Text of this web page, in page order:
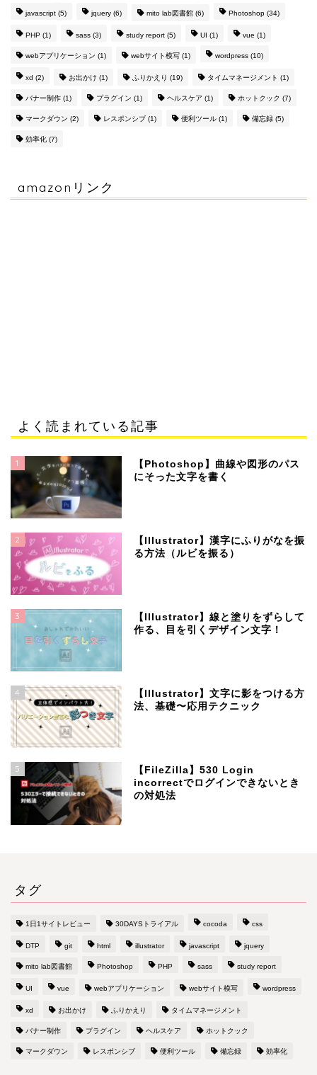
javascript (5) jquery (6) mito lab図書館 (6) Photoshop (34)
PHP (1) sass (3) study report (5) UI (1) vue (1)
webアプリケーション (1) webサイト模写 (1) wordpress (10)
xd (2) お出かけ (1) ふりかえり (19) タイムマネージメント (1)
バナー制作 (1) プラグイン (1) ヘルスケア (1) ホットクック (7)
マークダウン (2) レスポンシブ (1) 便利ツール (1) 備忘録 (5)
効率化 (7)
amazonリンク
よく読まれている記事
1
【Photoshop】曲線や図形のパス
にそった文字を書く
2
【Illustrator】漢字にふりがなを振
る方法（ルビを振る）
3
【Illustrator】線と塗りをずらして
作る、目を引くデザイン文字！
4
【Illustrator】文字に影をつける方
法、基礎〜応用テクニック
5
【FileZilla】530 Login
incorrectでログインできないとき
の対処法
タグ
1日1サイトレビュー 30DAYSトライアル cocoda css
DTP git html illustrator javascript jquery
mito lab図書館 Photoshop PHP sass study report
UI vue webアプリケーション webサイト模写 wordpress
xd お出かけ ふりかえり タイムマネージメント
バナー制作 プラグイン ヘルスケア ホットクック
マークダウン レスポンシブ 便利ツール 備忘録 効率化